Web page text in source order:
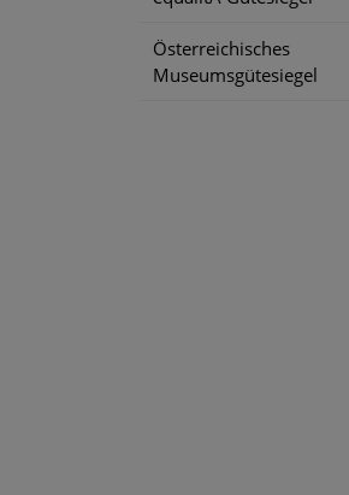
Österreichisches
Museumsgütesiegel